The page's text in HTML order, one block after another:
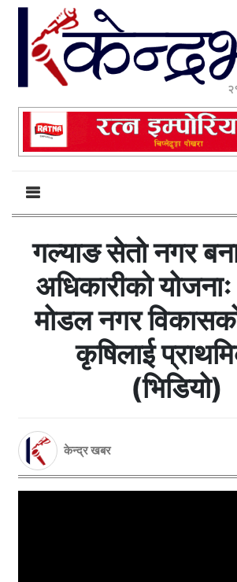
गल्याङ सेतो नगर
अधिकारीको
मोडल नगर
कृषिलाई
(भिडियो)
केन्द्र खबर